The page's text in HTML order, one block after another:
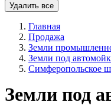
Удалить все
Главная
Продажа
Земли
Земли под
Симферопольское
Земли под